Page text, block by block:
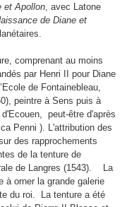
et Apollon, avec Latone
de Diane et
comprenant au moins
par Henri II pour Diane
de Fontainebleau,
peintre à Sens puis à
peut-être d'après
Penni ). L'attribution des
des rapprochements
de la tenture de
de Langres (1543). La
orner la grande galerie
du roi. La tenture a été